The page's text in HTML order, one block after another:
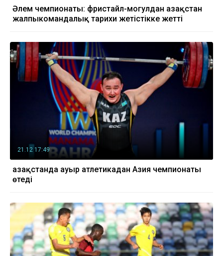
Әлем чемпионаты: фристайл-могулдан Қазақстан
жалпыкомандалық тарихи жетістікке жетті
21.12 17:49
Қазақстанда ауыр атлетикадан Азия чемпионаты
өтеді